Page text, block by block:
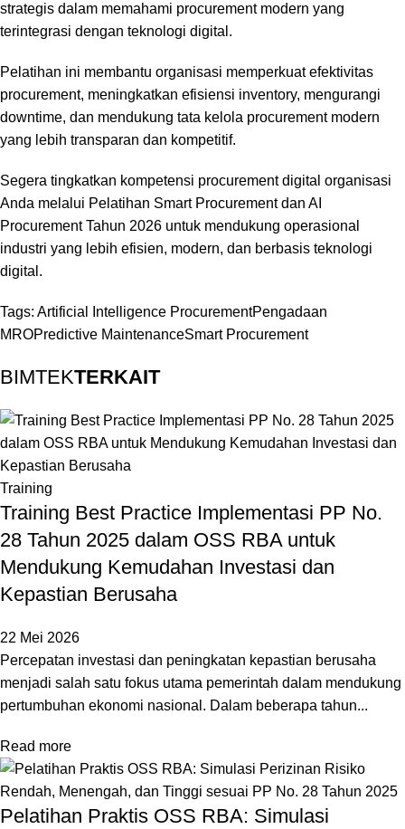
strategis dalam memahami procurement modern yang
terintegrasi dengan teknologi digital.
Pelatihan ini membantu organisasi memperkuat efektivitas
procurement, meningkatkan efisiensi inventory, mengurangi
downtime, dan mendukung tata kelola procurement modern
yang lebih transparan dan kompetitif.
Segera tingkatkan kompetensi procurement digital organisasi
Anda melalui Pelatihan Smart Procurement dan AI
Procurement Tahun 2026 untuk mendukung operasional
industri yang lebih efisien, modern, dan berbasis teknologi
digital.
Tags: Artificial Intelligence ProcurementPengadaan
MROPredictive MaintenanceSmart Procurement
BIMTEKTERKAIT
Training
Training Best Practice Implementasi PP No.
28 Tahun 2025 dalam OSS RBA untuk
Mendukung Kemudahan Investasi dan
Kepastian Berusaha
22 Mei 2026
Percepatan investasi dan peningkatan kepastian berusaha
menjadi salah satu fokus utama pemerintah dalam mendukung
pertumbuhan ekonomi nasional. Dalam beberapa tahun...
Read more
Pelatihan Praktis OSS RBA: Simulasi